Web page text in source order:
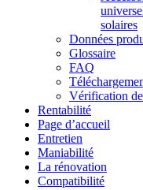
solaires
Données
Glossaire
FAQ
Vérification
Rentabilité
Page d’accueil
Entretien
Maniabilité
La rénovation
Compatibilité